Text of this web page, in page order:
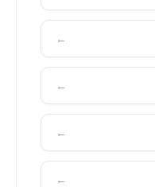
←
←
←
←